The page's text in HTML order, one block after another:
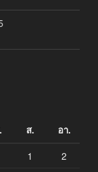
ส. อา.
1 2